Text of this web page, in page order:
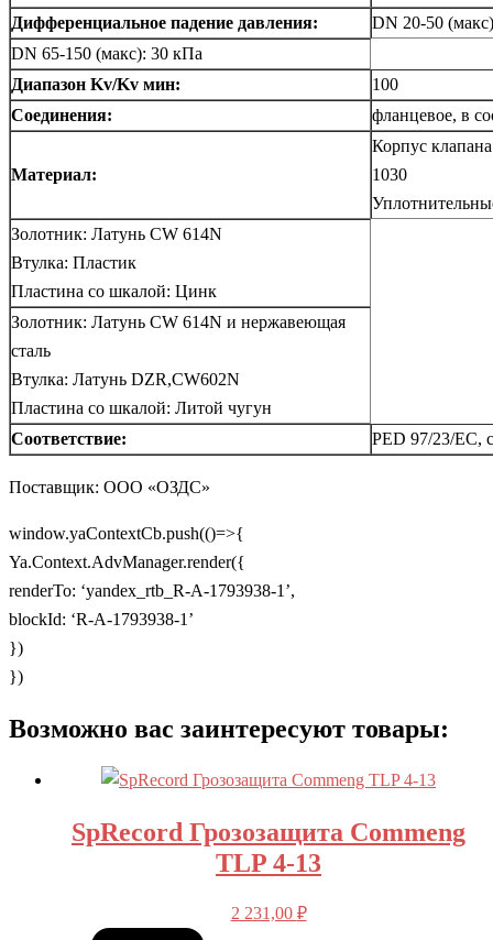
Дифференциальное падение давления:
DN 20-50
DN 65-150 (макс): 30 кПа
Диапазон Kv/Kv мин:
100
Соединения:
фланцевое, в
Материал:
Корпус
1030
Золотник: Латунь CW 614N
Втулка: Пластик
Пластина со шкалой: Цинк
Золотник: Латунь CW 614N и нержавеющая
сталь
Втулка: Латунь DZR,CW602N
Пластина со шкалой: Литой чугун
Соответствие:
PED 97/23/EC,
Поставщик: ООО «ОЗДС»
window.yaContextCb.push(()=>{
Ya.Context.AdvManager.render({
renderTo: ‘yandex_rtb_R-A-1793938-1’,
blockId: ‘R-A-1793938-1’
})
})
Возможно вас заинтересуют товары:
SpRecord Грозозащита Commeng
TLP 4-13
2 231,00 ₽